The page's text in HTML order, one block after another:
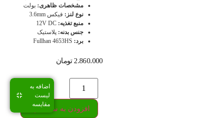
مشخصات ظاهری:بولت
نوع لنز: فیکس 3.6mm
منبع تغذیه:12V DC
جنس بدنه:پلاستیک
برد: Fullhan 4653HS
2.860.000 تومان
افزودن به سبد خرید
اضافه به
لیست
مقایسه